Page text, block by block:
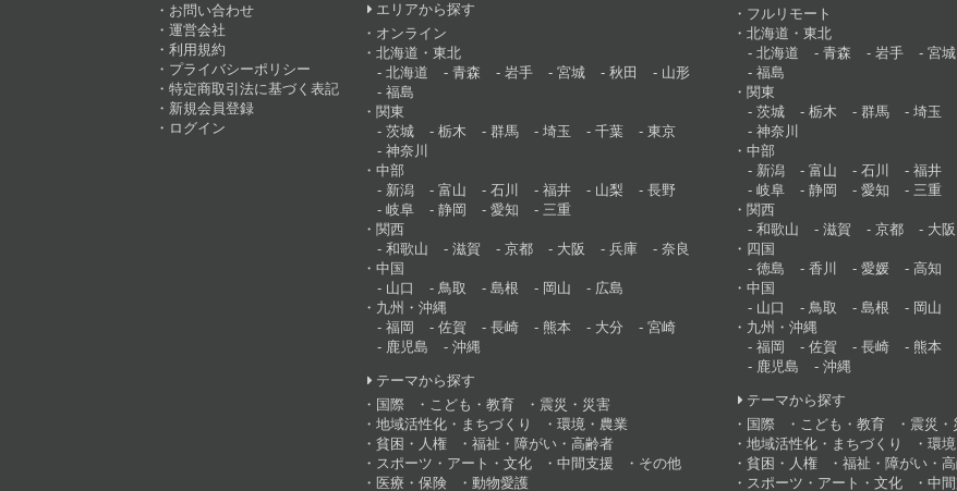
お問い合わせ
運営会社
利用規約
プライバシーポリシー
特定商取引法に基づく表記
新規会員登録
ログイン
エリアから探す
オンライン
北海道・東北
北海道
青森 岩手 宮城 秋田
山形
福島
関東
茨城
栃木 群馬 埼玉 千葉
東京
神奈川
中部
新潟
富山 石川 福井 山梨
長野
岐阜
静岡 愛知
三重
関西
和歌山
滋賀 京都 大阪 兵庫
奈良
中国
山口
鳥取 島根 岡山
広島
九州・沖縄
福岡
佐賀 長崎 熊本 大分
宮崎
鹿児島
沖縄
テーマから探す
国際
こども・教育
震災・災害
地域活性化・まちづくり
環境・農業
貧困・人権
福祉・障がい・高齢者
スポーツ・アート・文化
中間支援
その他
医療・保険
動物愛護
フルリモート
北海道・東北
北海道
青森 岩手 宮城
福島
関東
茨城
栃木 群馬 埼玉
神奈川
中部
新潟
富山 石川 福井
岐阜
静岡 愛知
三重
関西
和歌山
滋賀 京都 大阪
四国
徳島
香川 愛媛
高知
中国
山口
鳥取 島根 岡山
九州・沖縄
福岡
佐賀 長崎 熊本
鹿児島
沖縄
テーマから探す
国際
こども・教育
震災・
地域活性化・まちづくり
環
貧困・人権
福祉・障がい・
スポーツ・アート・文化
中